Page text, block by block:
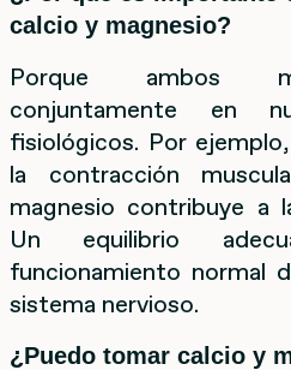
calcio y magnesio?
Porque ambos
conjuntamente en
fisiológicos. Por
la contracción
magnesio contribuye a
Un equilibrio
funcionamiento normal
sistema nervioso.
¿Puedo tomar calcio y